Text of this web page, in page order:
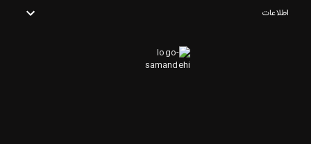
اطلاعات